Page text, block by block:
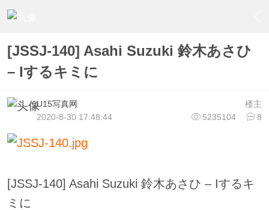
[JSSJ-140] Asahi Suzuki 鈴木あさひ
– Iするキミに
楼主
U15写真网
5235104
8
2020-8-30 17:48:44
[JSSJ-140] Asahi Suzuki 鈴木あさひ – Iするキ
ミに